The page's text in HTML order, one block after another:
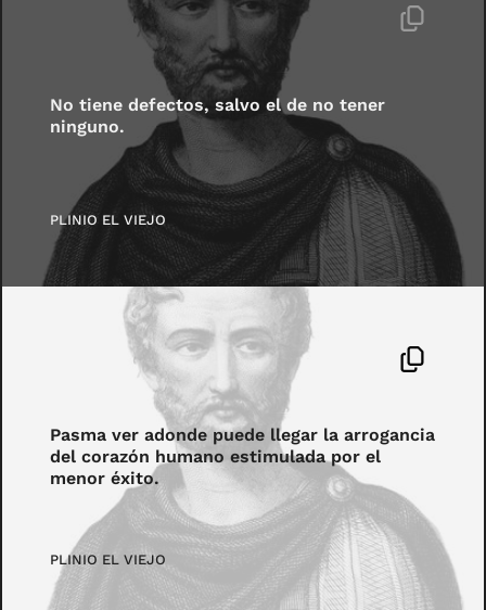
No tiene defectos, salvo el de no tener
ninguno.
PLINIO EL VIEJO
Pasma ver adonde puede llegar la arrogancia
del corazón humano estimulada por el
menor éxito.
PLINIO EL VIEJO